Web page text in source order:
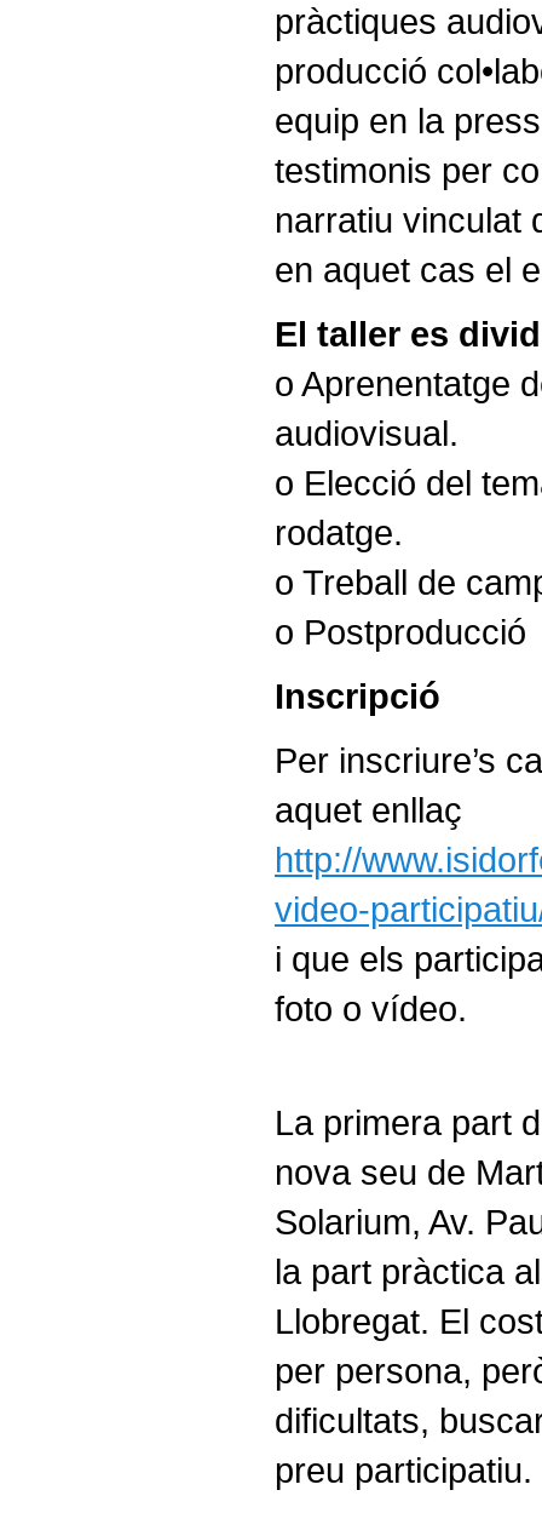
pràctiques
producció
equip en la
testimonis per
narratiu vinculat
en aquet cas el
El taller es
o Aprenentatge
audiovisual.
o Elecció del
rodatge.
o Treball de
o Postproducció
Inscripció
Per inscriure’s
aquet enllaç
http://
video-
i que els
foto o vídeo.
La primera part
nova seu de
Solarium, Av.
la part pràctica
Llobregat. El
per persona,
dificultats,
preu participatiu.